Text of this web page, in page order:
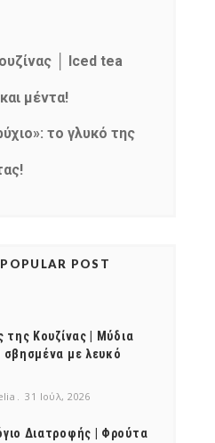
│ Iced tea
μέντα!
το γλυκό της
POPULAR POST
της Κουζίνας | Μύδια
σβησμένα με λευκό
31 Ιούλ, 2026
Διατροφής | Φρούτα